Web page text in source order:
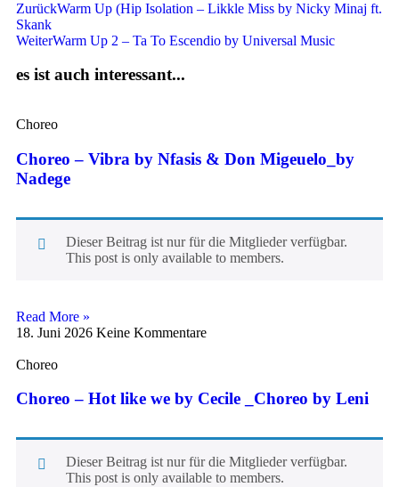
ZurückWarm Up (Hip Isolation – Likkle Miss by Nicky Minaj ft.
Skank
WeiterWarm Up 2 – Ta To Escendio by Universal Music
es ist auch interessant...
Choreo
Choreo – Vibra by Nfasis & Don Migeuelo_by
Nadege
Dieser Beitrag ist nur für die Mitglieder verfügbar.
This post is only available to members.
Read More »
18. Juni 2026 Keine Kommentare
Choreo
Choreo – Hot like we by Cecile _Choreo by Leni
Dieser Beitrag ist nur für die Mitglieder verfügbar.
This post is only available to members.